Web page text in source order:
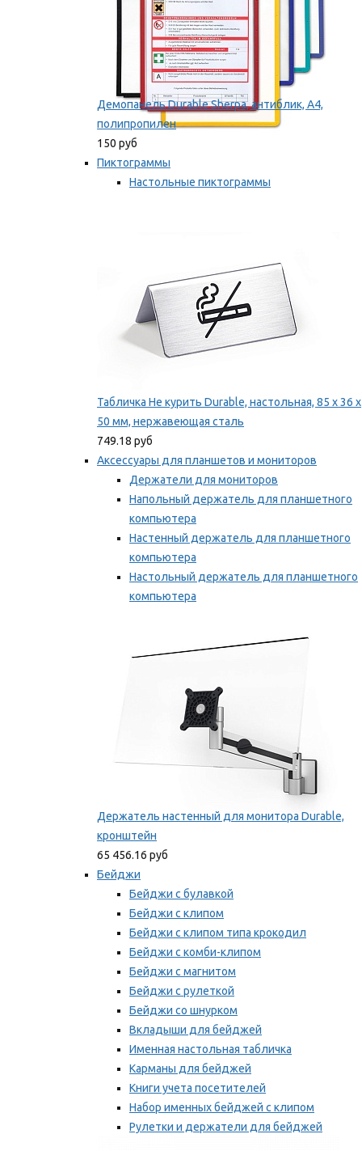
Демопанель Durable Sherpa, антиблик, А4,
полипропилен
150 руб
Пиктограммы
Настольные пиктограммы
Табличка Не курить Durable, настольная, 85 x 36 x
50 мм, нержавеющая сталь
749.18 руб
Аксессуары для планшетов и мониторов
Держатели для мониторов
Напольный держатель для планшетного
компьютера
Настенный держатель для планшетного
компьютера
Настольный держатель для планшетного
компьютера
Держатель настенный для монитора Durable,
кронштейн
65 456.16 руб
Бейджи
Бейджи с булавкой
Бейджи с клипом
Бейджи с клипом типа крокодил
Бейджи с комби-клипом
Бейджи с магнитом
Бейджи с рулеткой
Бейджи со шнурком
Вкладыши для бейджей
Именная настольная табличка
Карманы для бейджей
Книги учета посетителей
Набор именных бейджей с клипом
Рулетки и держатели для бейджей